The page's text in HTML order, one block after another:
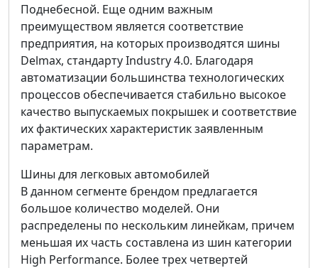
Поднебесной. Еще одним важным
преимуществом является соответствие
предприятия, на которых производятся шины
Delmax, стандарту Industry 4.0. Благодаря
автоматизации большинства технологических
процессов обеспечивается стабильно высокое
качество выпускаемых покрышек и соответствие
их фактических характеристик заявленным
параметрам.
Шины для легковых автомобилей
В данном сегменте брендом предлагается
большое количество моделей. Они
распределены по нескольким линейкам, причем
меньшая их часть составлена из шин категории
High Performance. Более трех четвертей